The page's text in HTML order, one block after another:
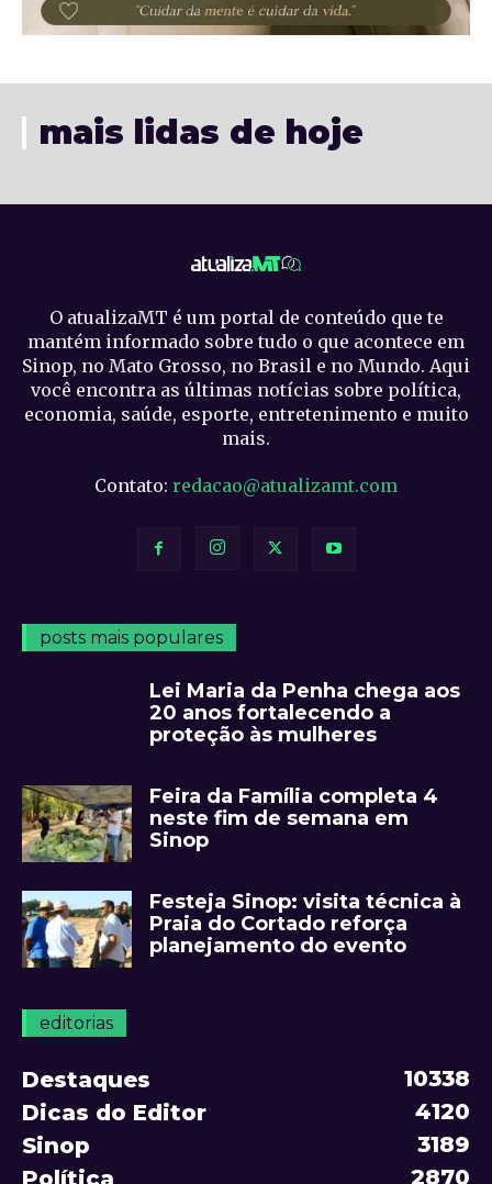
mais lidas de hoje
O atualizaMT é um portal de conteúdo que te
mantém informado sobre tudo o que acontece em
Sinop, no Mato Grosso, no Brasil e no Mundo. Aqui
você encontra as últimas notícias sobre política,
economia, saúde, esporte, entretenimento e muito
mais.
Contato: redacao@atualizamt.com
posts mais populares
Lei Maria da Penha chega aos
20 anos fortalecendo a
proteção às mulheres
Feira da Família completa 4
neste fim de semana em
Sinop
Festeja Sinop: visita técnica à
Praia do Cortado reforça
planejamento do evento
editorias
Destaques
10338
Dicas do Editor
4120
Sinop
3189
2870